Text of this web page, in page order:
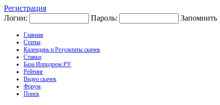
Регистрация
Логин:
Пароль: Запомнить
Главная
Статьи
Календарь и Результаты скачек
Ставки
База Ипподром.РУ
Рейтинг
Видео скачек
Форум
Поиск